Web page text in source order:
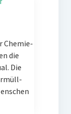
Chemie-
die
Die